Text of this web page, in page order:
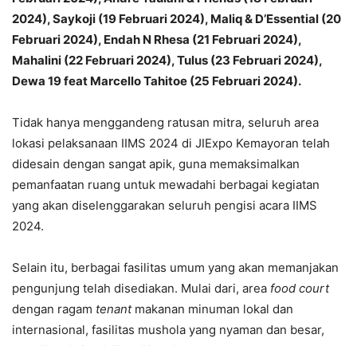
2024), Saykoji (19 Februari 2024), Maliq & D’Essential (20
Februari 2024), Endah N Rhesa (21 Februari 2024),
Mahalini (22 Februari 2024), Tulus (23 Februari 2024),
Dewa 19 feat Marcello Tahitoe (25 Februari 2024).
Tidak hanya menggandeng ratusan mitra, seluruh area
lokasi pelaksanaan IIMS 2024 di JIExpo Kemayoran telah
didesain dengan sangat apik, guna memaksimalkan
pemanfaatan ruang untuk mewadahi berbagai kegiatan
yang akan diselenggarakan seluruh pengisi acara IIMS
2024.
Selain itu, berbagai fasilitas umum yang akan memanjakan
pengunjung telah disediakan. Mulai dari, area food court
dengan ragam tenant makanan minuman lokal dan
internasional, fasilitas mushola yang nyaman dan besar,